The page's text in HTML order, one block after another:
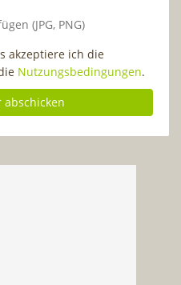
(JPG, PNG)
akzeptiere ich die
Nutzungsbedingungen.